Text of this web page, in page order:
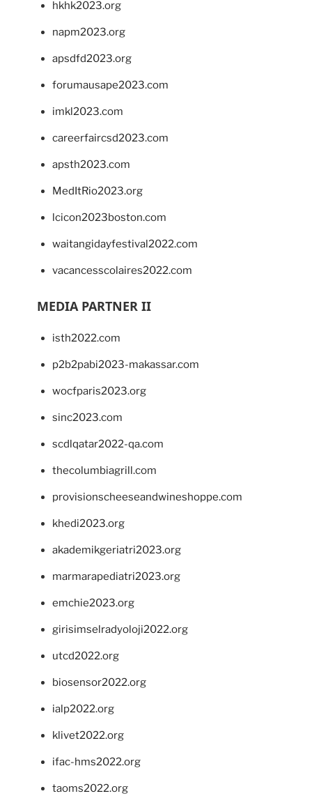
hkhk2023.org
napm2023.org
apsdfd2023.org
forumausape2023.com
imkl2023.com
careerfaircsd2023.com
apsth2023.com
MedItRio2023.org
lcicon2023boston.com
waitangidayfestival2022.com
vacancesscolaires2022.com
MEDIA PARTNER II
isth2022.com
p2b2pabi2023-makassar.com
wocfparis2023.org
sinc2023.com
scdlqatar2022-qa.com
thecolumbiagrill.com
provisionscheeseandwineshoppe.com
khedi2023.org
akademikgeriatri2023.org
marmarapediatri2023.org
emchie2023.org
girisimselradyoloji2022.org
utcd2022.org
biosensor2022.org
ialp2022.org
klivet2022.org
ifac-hms2022.org
taoms2022.org